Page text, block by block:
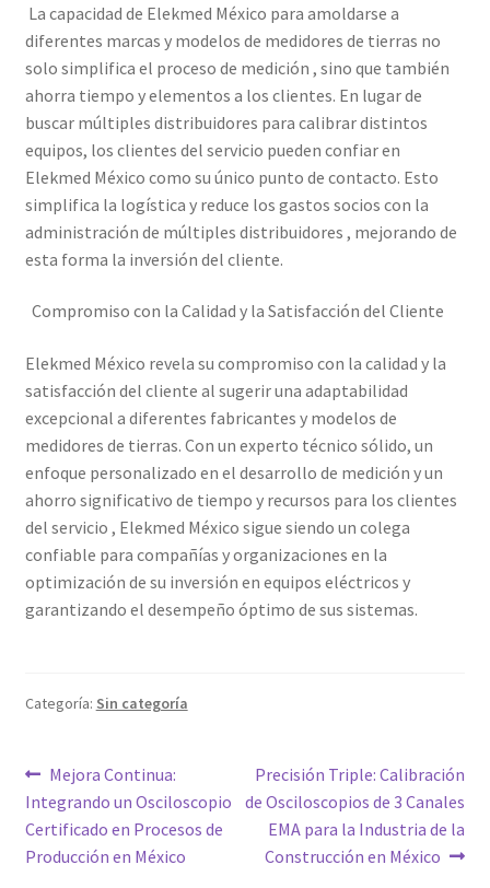
La capacidad de Elekmed México para amoldarse a
diferentes marcas y modelos de medidores de tierras no
solo simplifica el proceso de medición , sino que también
ahorra tiempo y elementos a los clientes. En lugar de
buscar múltiples distribuidores para calibrar distintos
equipos, los clientes del servicio pueden confiar en
Elekmed México como su único punto de contacto. Esto
simplifica la logística y reduce los gastos socios con la
administración de múltiples distribuidores , mejorando de
esta forma la inversión del cliente.
Compromiso con la Calidad y la Satisfacción del Cliente
Elekmed México revela su compromiso con la calidad y la
satisfacción del cliente al sugerir una adaptabilidad
excepcional a diferentes fabricantes y modelos de
medidores de tierras. Con un experto técnico sólido, un
enfoque personalizado en el desarrollo de medición y un
ahorro significativo de tiempo y recursos para los clientes
del servicio , Elekmed México sigue siendo un colega
confiable para compañías y organizaciones en la
optimización de su inversión en equipos eléctricos y
garantizando el desempeño óptimo de sus sistemas.
Categoría: Sin categoría
Navegación
de
entradas
Entrada
anterior:
Mejora Continua:
Integrando un Osciloscopio
Certificado en Procesos de
Producción en México
Siguiente
entrada:
Precisión Triple: Calibración
de Osciloscopios de 3 Canales
EMA para la Industria de la
Construcción en México